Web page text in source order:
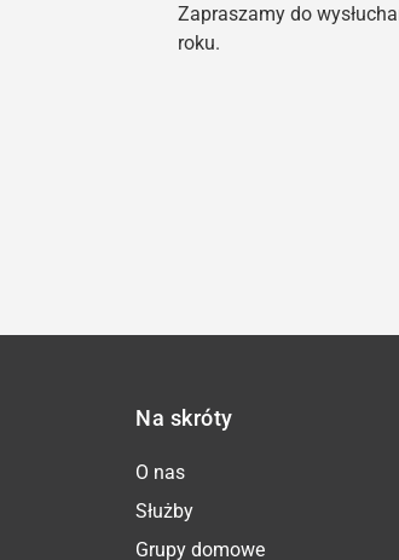
Zapraszamy do
roku.
Na skróty
O nas
Służby
Grupy domowe